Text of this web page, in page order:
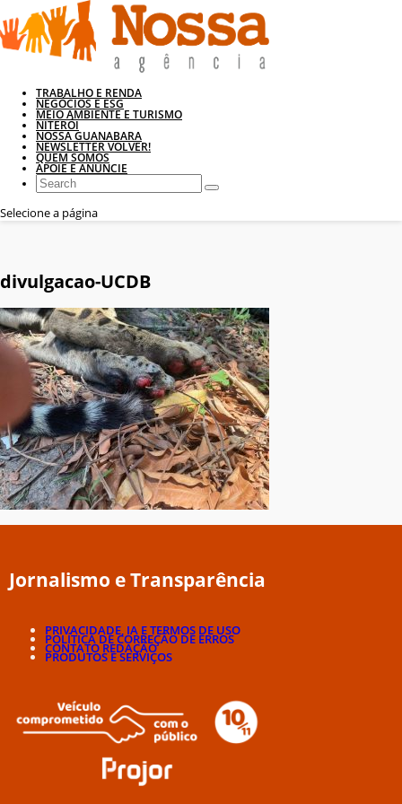
TRABALHO E RENDA
NEGÓCIOS E ESG
MEIO AMBIENTE E TURISMO
NITERÓI
NOSSA GUANABARA
NEWSLETTER VOLVER!
QUEM SOMOS
APOIE E ANUNCIE
Selecione a página
divulgacao-UCDB
Jornalismo e Transparência
PRIVACIDADE, IA E TERMOS DE USO
POLÍTICA DE CORREÇÃO DE ERROS
CONTATO REDAÇÃO
PRODUTOS E SERVIÇOS